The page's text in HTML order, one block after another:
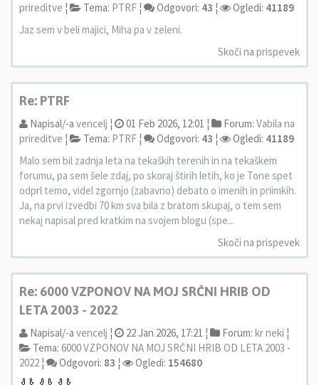
prireditve ¦ Tema: PTRF ¦ Odgovori: 43 ¦ Ogledi: 41189
Jaz sem v beli majici, Miha pa v zeleni.
Skoči na prispevek
Re: PTRF
Napisal/-a vencelj ¦ 01 Feb 2026, 12:01 ¦ Forum: Vabila na
prireditve ¦ Tema: PTRF ¦ Odgovori: 43 ¦ Ogledi: 41189
Malo sem bil zadnja leta na tekaških terenih in na tekaškem
forumu, pa sem šele zdaj, po skoraj štirih letih, ko je Tone spet
odprl temo, videl zgornjo (zabavno) debato o imenih in priimkih.
Ja, na prvi izvedbi 70 km sva bila z bratom skupaj, o tem sem
nekaj napisal pred kratkim na svojem blogu (spe...
Skoči na prispevek
Re: 6000 VZPONOV NA MOJ SRČNI HRIB OD
LETA 2003 - 2022
Napisal/-a vencelj ¦ 22 Jan 2026, 17:21 ¦ Forum: kr neki ¦
Tema: 6000 VZPONOV NA MOJ SRČNI HRIB OD LETA 2003 -
2022 ¦ Odgovori: 83 ¦ Ogledi: 154680